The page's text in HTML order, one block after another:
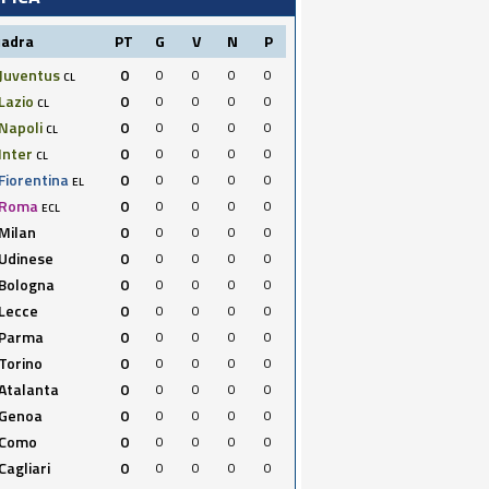
PT G V N P
Juventus CL 0 0 0 0
0
Lazio CL 0 0 0 0
0
Napoli CL 0 0 0 0
0
Inter CL 0 0 0 0
0
Fiorentina EL 0 0 0 0
0
Roma ECL 0 0 0 0
0
Milan 0 0 0 0
0
Udinese 0 0 0 0
0
Bologna 0 0 0 0
0
Lecce 0 0 0 0
0
Parma 0 0 0 0
0
Torino 0 0 0 0
0
0 0 0 0
0
Genoa 0 0 0 0
0
Como 0 0 0 0
0
Cagliari 0 0 0 0
0